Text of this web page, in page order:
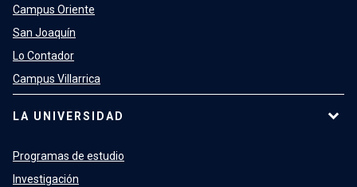
Campus Oriente
San Joaquín
Lo Contador
Campus Villarrica
LA UNIVERSIDAD
Programas de estudio
Investigación